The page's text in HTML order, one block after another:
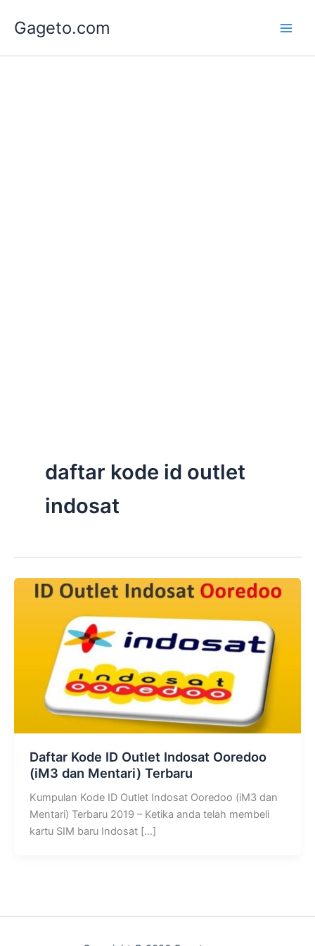
Gageto.com
daftar kode id outlet
indosat
Daftar Kode ID Outlet Indosat Ooredoo
(iM3 dan Mentari) Terbaru
Kumpulan Kode ID Outlet Indosat Ooredoo (iM3 dan
Mentari) Terbaru 2019 – Ketika anda telah membeli
kartu SIM baru Indosat […]